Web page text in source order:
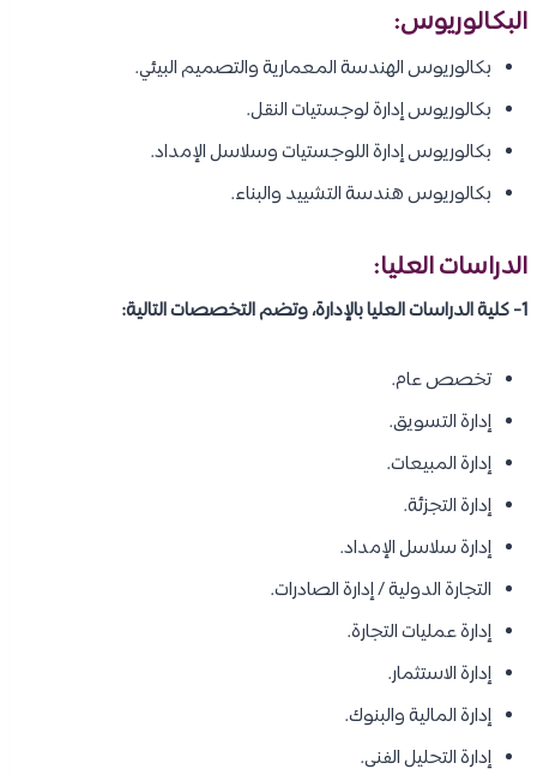
البكالوريوس:
بكالوريوس الهندسة المعمارية والتصميم البيئي.
بكالوريوس إدارة لوجستيات النقل.
بكالوريوس إدارة اللوجستيات وسلاسل الإمداد.
بكالوريوس هندسة التشييد والبناء.
الدراسات العليا:
1- كلية الدراسات العليا بالإدارة، وتضم التخصصات التالية:
تخصص عام.
إدارة التسويق.
إدارة المبيعات.
إدارة التجزئة.
إدارة سلاسل الإمداد.
التجارة الدولية / إدارة الصادرات.
إدارة عمليات التجارة.
إدارة الاستثمار.
إدارة المالية والبنوك.
إدارة التحليل الفنى.